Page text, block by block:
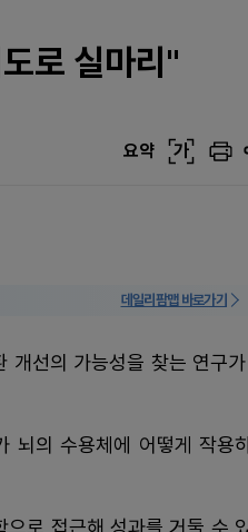
로 실마리"
요약 가
데일리팜맵 바로가기
개선의 가능성을 찾는 연구
뇌의 수용체에 어떻게 작용
로 접근해 성과를 거둘 수